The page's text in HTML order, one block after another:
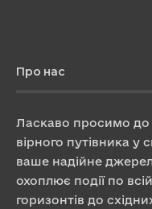
Про нас
Ласкаво просимо до
вірного путівника у
ваше надійне
охоплює події по
горизонтів до